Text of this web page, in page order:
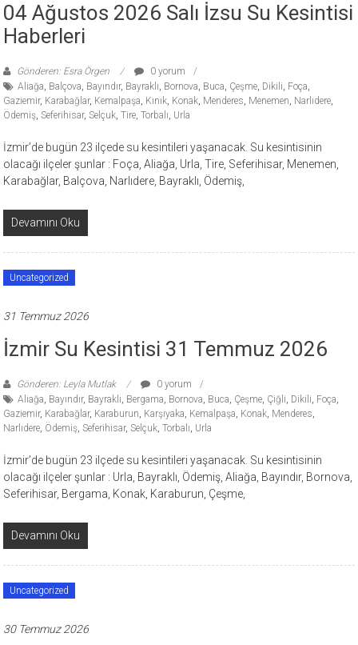
04 Ağustos 2026 Salı İzsu Su Kesintisi
Haberleri
Gönderen: Esra Örgen
0 yorum
Aliağa, Balçova, Bayındır, Bayraklı, Bornova, Buca, Çeşme, Dikili, Foça,
Gaziemir, Karabağlar, Kemalpaşa, Kınık, Konak, Menderes, Menemen, Narlıdere,
Ödemiş,Seferihisar,Selçuk,Tire,Torbalı, Urla
İzmir’de bugün 23 ilçede su kesintileri yaşanacak. Su kesintisinin
olacağı ilçeler şunlar : Foça, Aliağa, Urla, Tire, Seferihisar, Menemen,
Karabağlar, Balçova, Narlıdere, Bayraklı, Ödemiş,
Devamını Oku
Uncategorized
31 Temmuz 2026
İzmir Su Kesintisi 31 Temmuz 2026
Gönderen: Leyla Mutlak
0 yorum
Aliağa, Bayındır, Bayraklı, Bergama, Bornova, Buca, Çeşme, Çiğli, Dikili, Foça,
Gaziemir, Karabağlar, Karaburun, Karşıyaka, Kemalpaşa, Konak, Menderes,
Narlıdere, Ödemiş,Seferihisar,Selçuk,Torbalı, Urla
İzmir’de bugün 23 ilçede su kesintileri yaşanacak. Su kesintisinin
olacağı ilçeler şunlar : Urla, Bayraklı, Ödemiş, Aliağa, Bayındır, Bornova,
Seferihisar, Bergama, Konak, Karaburun, Çeşme,
Devamını Oku
Uncategorized
30 Temmuz 2026